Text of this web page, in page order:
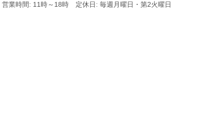
営業時間: 11時～18時 定休日: 毎週月曜日・第2火曜日